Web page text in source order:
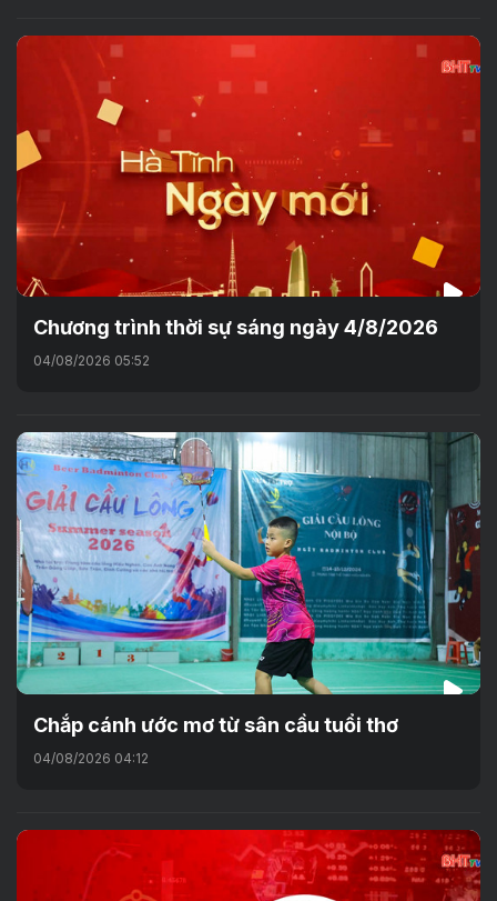
Chương trình thời sự sáng ngày 4/8/2026
04/08/2026 05:52
Chắp cánh ước mơ từ sân cầu tuổi thơ
04/08/2026 04:12